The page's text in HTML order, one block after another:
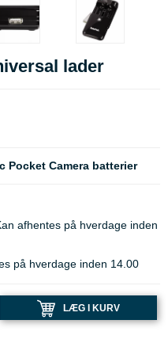
lader
Pocket Camera batterier
afhentes på hverdage inden
på hverdage inden 14.00
LÆG I KURV